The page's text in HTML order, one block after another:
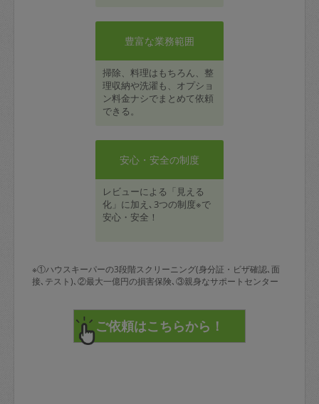
豊富な業務範囲
掃除、料理はもちろん、整
理収納や洗濯も、オプショ
ン料金ナシでまとめて依頼
できる。
安心・安全の制度
レビューによる「見える
化」に加え､3つの制度※で
安心・安全！
※①ハウスキーパーの3段階スクリーニング(身分証・ビザ確認､面
接､テスト)､②最大一億円の損害保険､③親身なサポートセンター